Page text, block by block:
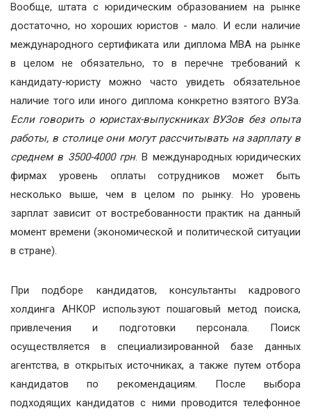
Вообще, штата с юридическим образованием на рынке
достаточно, но хороших юристов - мало. И если наличие
международного сертификата или диплома МВА на рынке
в целом не обязательно, то в перечне требований к
кандидату-юристу можно часто увидеть обязательное
наличие того или иного диплома конкретно взятого ВУЗа.
Если говорить о юристах-выпускниках ВУЗов без опыта
работы, в столице они могут рассчитывать на зарплату в
среднем в 3500-4000 грн. В международных юридических
фирмах уровень оплаты сотрудников может быть
несколько выше, чем в целом по рынку. Но уровень
зарплат зависит от востребованности практик на данный
момент времени (экономической и политической ситуации
в стране).
При подборе кандидатов, консультанты кадрового
холдинга АНКОР используют пошаговый метод поиска,
привлечения и подготовки персонала. Поиск
осуществляется в специализированной базе данных
агентства, в открытых источниках, а также путем отбора
кандидатов по рекомендациям. После выбора
подходящих кандидатов с ними проводится телефонное